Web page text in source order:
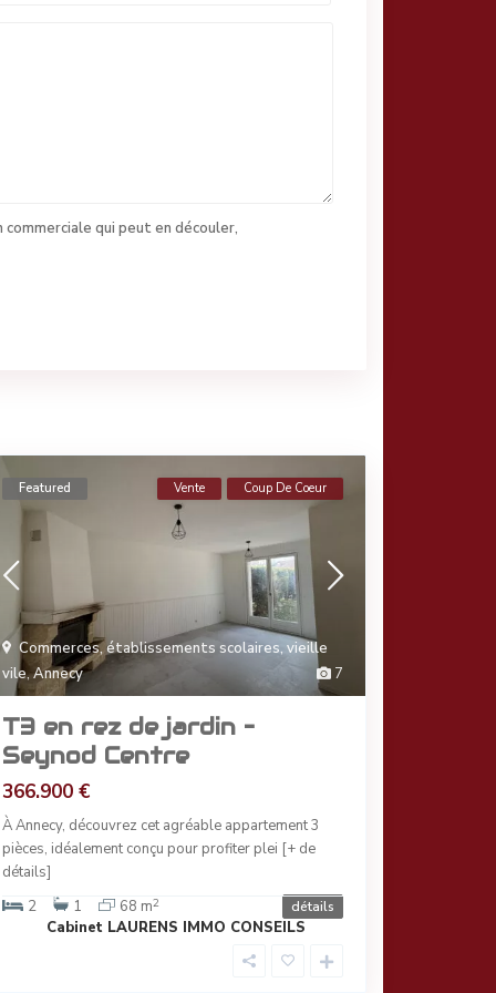
qui peut en découler,
7
Commerces, établissements scolaires, vieille
vile,Annecy
Featured Vente Coup De Coeur
T3 en rez de jardin –
Seynod Centre
366.900 €
À Annecy, découvrez cet agréable appartement 3
pièces, idéalement conçu pour profiter plei [+ de
détails]
2
1 68 m2 détails
Cabinet LAURENS IMMO CONSEILS